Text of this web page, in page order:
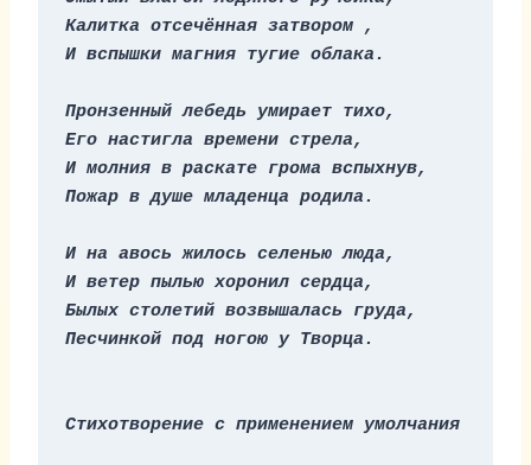
Калитка отсечëнная затвором ,
И вспышки магния тугие облака.
Пронзенный лебедь умирает тихо,
Его настигла времени стрела,
И молния в раскате грома вспыхнув,
Пожар в душе младенца родила.
И на авось жилось селенью люда,
И ветер пылью хоронил сердца,
Былых столетий возвышалась груда,
Песчинкой под ногою у Творца.
Стихотворение с применением умолчания